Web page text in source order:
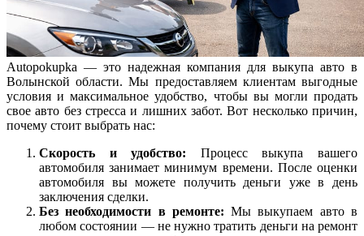
Autopokupka — это надежная компания для выкупа авто в
Волынской области. Мы предоставляем клиентам выгодные
условия и максимальное удобство, чтобы вы могли продать
свое авто без стресса и лишних забот. Вот несколько причин,
почему стоит выбрать нас:
Скорость и удобство: Процесс выкупа вашего
автомобиля занимает минимум времени. После оценки
автомобиля вы можете получить деньги уже в день
заключения сделки.
Без необходимости в ремонте: Мы выкупаем авто в
любом состоянии — не нужно тратить деньги на ремонт